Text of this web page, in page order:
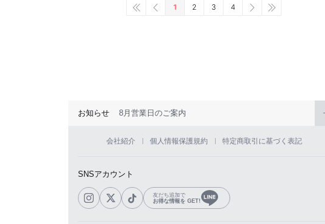
1 2 3 4
お知らせ 8月営業日のご案内
会社紹介 個人情報保護規約 特定商取引に基づく表記
SNSアカウント
友だち追加で
お得な情報を GET!